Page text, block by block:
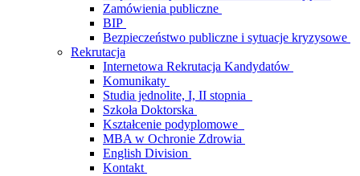
Zamówienia publiczne
BIP
Bezpieczeństwo publiczne i sytuacje kryzysowe
Rekrutacja
Internetowa Rekrutacja Kandydatów
Komunikaty
Studia jednolite, I, II stopnia
Szkoła Doktorska
Kształcenie podyplomowe
MBA w Ochronie Zdrowia
English Division
Kontakt